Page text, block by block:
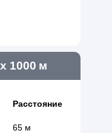
1000 м
Расстояние
65 м